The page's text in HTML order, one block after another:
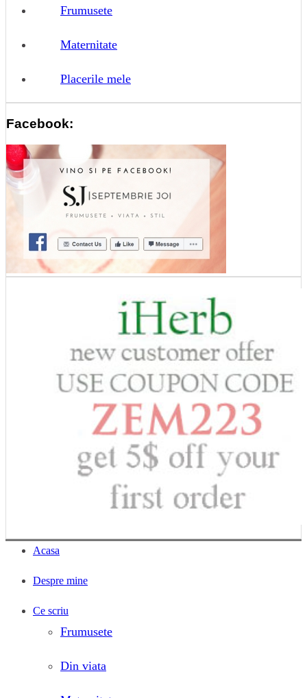
Frumusete
Maternitate
Placerile mele
Facebook:
Acasa
Despre mine
Ce scriu
Frumusete
Din viata